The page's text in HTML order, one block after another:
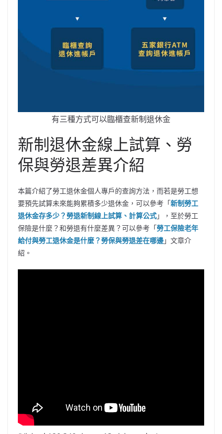
有三種方式可以臨櫃查新制退休金
新制退休金線上試算、勞
保與勞退差異介紹
本篇介紹了勞工退休金個人專戶的查詢方法，而若是勞工想
要預先試算未來能夠累積多少退休金，可以參考「新制勞工
退休金存多少？勞退新制線上試算、計算公式」，至於勞工
保險是什麼？和勞退有什麼差異？可以參考「勞工保險老年
給付與勞工退休金是什麼？勞保與勞退差在哪邊」文章介
紹。